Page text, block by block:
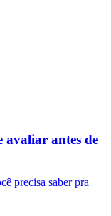
avaliar antes de
precisa saber pra